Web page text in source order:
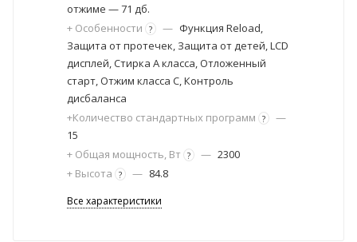
отжиме — 71 дб.
+ Особенности ? — Функция Reload,
Защита от протечек, Защита от детей, LCD
дисплей, Стирка А класса, Отложенный
старт, Отжим класса C, Контроль
дисбаланса
+Количество стандартных программ ?
—
15
+ Общая мощность, Вт ? — 2300
+ Высота ? — 84.8
Все характеристики